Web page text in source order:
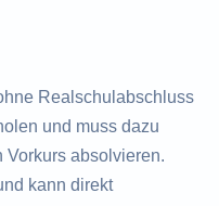
Realschulabschluss
und muss dazu
Vorkurs absolvieren.
kann direkt